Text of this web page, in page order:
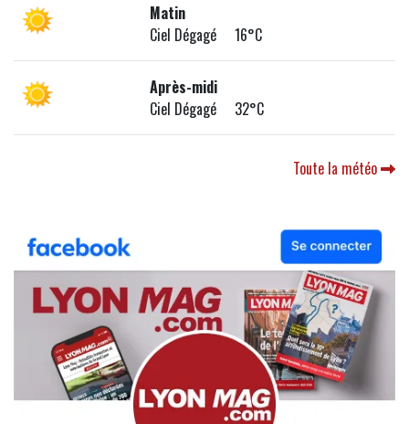
Matin
Ciel Dégagé 16°C
Après-midi
Ciel Dégagé 32°C
Toute la météo